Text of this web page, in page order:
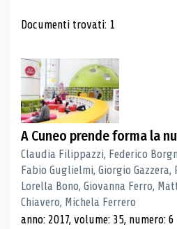
Risultati di
Documenti trovati: 1
A Cuneo prende forma la
Claudia Filippazzi, Federico
Fabio Guglielmi, Giorgio
Lorella Bono, Giovanna Ferro,
Chiavero, Michela Ferrero
anno: 2017, volume: 35, numero: 6